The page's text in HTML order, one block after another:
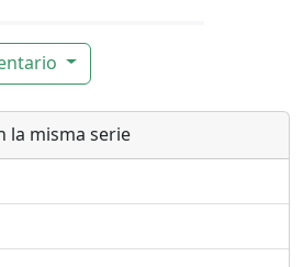
la misma serie